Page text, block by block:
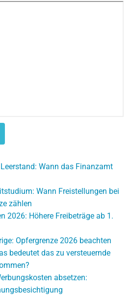
Wann das Finanzamt
Wann Freistellungen bei
zählen
2026: Höhere Freibeträge ab 1.
Opfergrenze 2026 beachten
bedeutet das zu versteuernde
absetzen: